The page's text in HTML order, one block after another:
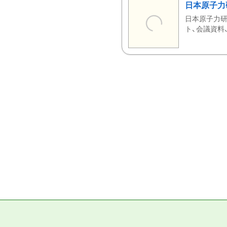
日本原子
日本原子力
ト、会議資